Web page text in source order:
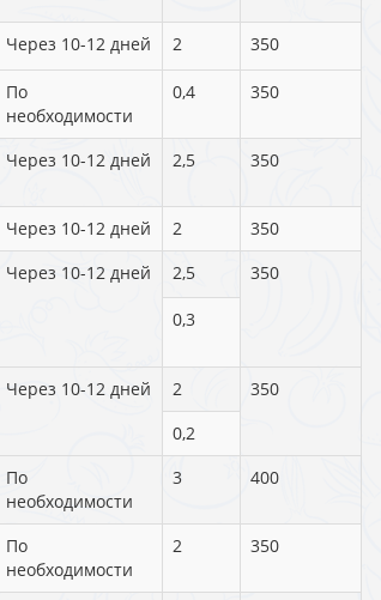
Через 10-12 дней 2 350
По
необходимости
0,4 350
Через 10-12 дней 2,5 350
Через 10-12 дней 2
350
Через 10-12 дней 2,5 350
0,3
Через 10-12 дней 2
350
0,2
По
необходимости
3 400
По
необходимости
2 350